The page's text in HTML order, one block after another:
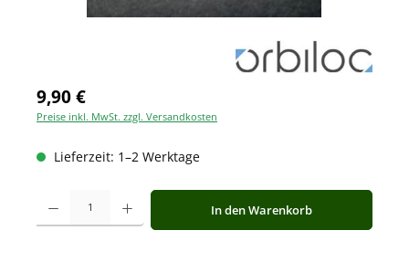
9,90 €
Preise inkl. MwSt. zzgl. Versandkosten
Lieferzeit: 1–2 Werktage
Produkt Anzahl: Gib den gewünschten Wert ein oder benutze die
In den Warenkorb